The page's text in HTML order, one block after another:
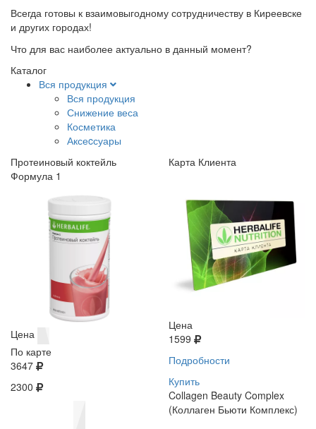
Всегда готовы к взаимовыгодному сотрудничеству в Киреевске
и других городах!
Что для вас наиболее актуально в данный момент?
Каталог
Вся продукция
Вся продукция
Снижение веса
Косметика
Аксеcсуары
Протеиновый коктейль
Формула 1
Цена
По карте
3647
2300
Карта Клиента
Цена
1599
Подробности
Купить
Collagen Beauty Complex
(Коллаген Бьюти Комплекс)